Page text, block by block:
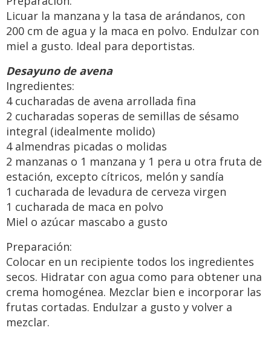
Licuar la manzana y la tasa de arándanos, con
200 cm de agua y la maca en polvo. Endulzar con
miel a gusto. Ideal para deportistas.
Desayuno de avena
Ingredientes:
4 cucharadas de avena arrollada fina
2 cucharadas soperas de semillas de sésamo
integral (idealmente molido)
4 almendras picadas o molidas
2 manzanas o 1 manzana y 1 pera u otra fruta de
estación, excepto cítricos, melón y sandía
1 cucharada de levadura de cerveza virgen
1 cucharada de maca en polvo
Miel o azúcar mascabo a gusto
Preparación:
Colocar en un recipiente todos los ingredientes
secos. Hidratar con agua como para obtener una
crema homogénea. Mezclar bien e incorporar las
frutas cortadas. Endulzar a gusto y volver a
mezclar.